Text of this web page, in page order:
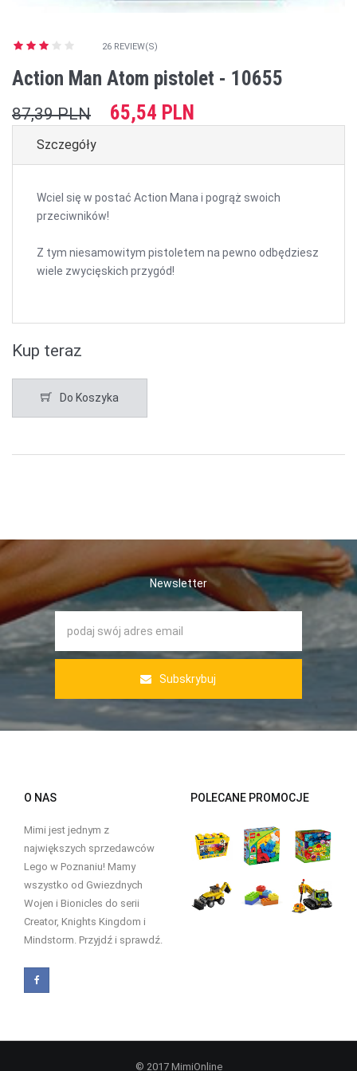
26 REVIEW(S)
Action Man Atom pistolet - 10655
87,39 PLN 65,54 PLN
Szczegóły
Wciel się w postać Action Mana i pogrąż swoich
przeciwników!
Z tym niesamowitym pistoletem na pewno odbędziesz
wiele zwycięskich przygód!
Kup teraz
Do Koszyka
Newsletter
Subskrybuj
O NAS
Mimi jest jednym z
największych sprzedawców
Lego w Poznaniu! Mamy
wszystko od Gwiezdnych
Wojen i Bionicles do serii
Creator, Knights Kingdom i
Mindstorm. Przyjdź i sprawdź.
POLECANE PROMOCJE
© 2017 MimiOnline